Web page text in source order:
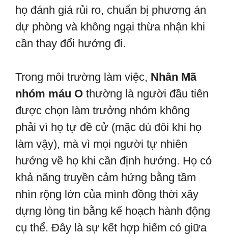
họ đánh giá rủi ro, chuẩn bị phương án
dự phòng và không ngại thừa nhận khi
cần thay đổi hướng đi.
Trong môi trường làm việc, Nhân Mã
nhóm máu O thường là người đầu tiên
được chọn làm trưởng nhóm không
phải vì họ tự đề cử (mặc dù đôi khi họ
làm vậy), mà vì mọi người tự nhiên
hướng về họ khi cần định hướng. Họ có
khả năng truyền cảm hứng bằng tầm
nhìn rộng lớn của mình đồng thời xây
dựng lòng tin bằng kế hoạch hành động
cụ thể. Đây là sự kết hợp hiếm có giữa